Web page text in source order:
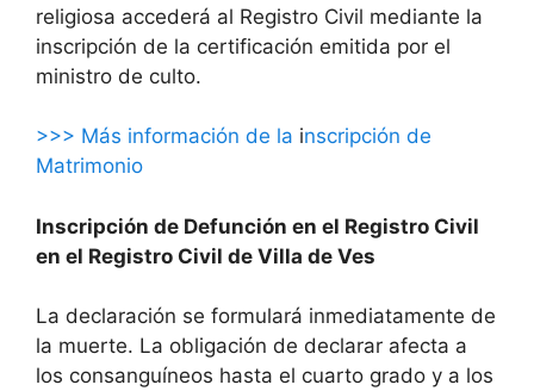
religiosa accederá al Registro Civil mediante la
inscripción de la certificación emitida por el
ministro de culto.
>>> Más información de la inscripción de
Matrimonio
Inscripción de Defunción en el Registro Civil
en el Registro Civil de Villa de Ves
La declaración se formulará inmediatamente de
la muerte. La obligación de declarar afecta a
los consanguíneos hasta el cuarto grado y a los